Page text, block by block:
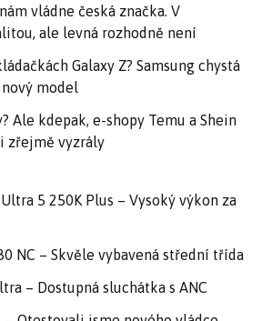
vládne česká značka. V
ale levná rozhodně není
Galaxy Z? Samsung chystá
model
Ale kdepak, e-shopy Temu a Shein
zřejmě vyzrály
5 250K Plus – Vysoký výkon za
NC – Skvěle vybavená střední třída
– Dostupná sluchátka s ANC